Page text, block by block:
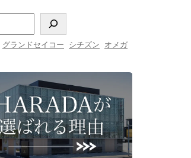
グランドセイコー シチズン オメガ